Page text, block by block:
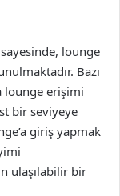
lounge
Bazı
lounge erişimi
bir seviyeye
giriş yapmak
ulaşılabilir bir